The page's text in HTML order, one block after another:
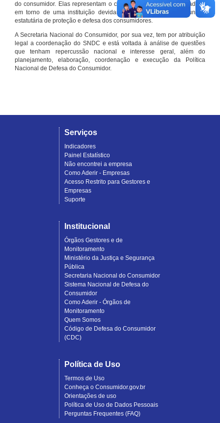
do consumidor. Elas representam o conjunto organizado de cidadãos
em torno de uma instituição devidamente registrada e com função
estatutária de proteção e defesa dos consumidores.
A Secretaria Nacional do Consumidor, por sua vez, tem por atribuição
legal a coordenação do SNDC e está voltada à análise de questões
que tenham repercussão nacional e interesse geral, além do
planejamento, elaboração, coordenação e execução da Política
Nacional de Defesa do Consumidor.
Serviços
Indicadores
Painel Estatístico
Não encontrei a empresa
Como Aderir - Empresas
Acesso Restrito para Gestores e
Empresas
Suporte
Institucional
Órgãos Gestores e de
Monitoramento
Ministério da Justiça e Segurança
Pública
Secretaria Nacional do Consumidor
Sistema Nacional de Defesa do
Consumidor
Como Aderir - Órgãos de
Monitoramento
Quem Somos
Código de Defesa do Consumidor
(CDC)
Política de Uso
Termos de Uso
Conheça o Consumidor.gov.br
Orientações de uso
Política de Uso de Dados Pessoais
Perguntas Frequentes (FAQ)